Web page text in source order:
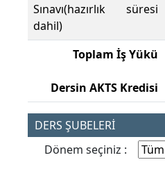
Sınavı(hazırlık süresi
dahil)
Toplam İş Yükü
Dersin AKTS Kredisi
DERS ŞUBELERİ
Dönem seçiniz :